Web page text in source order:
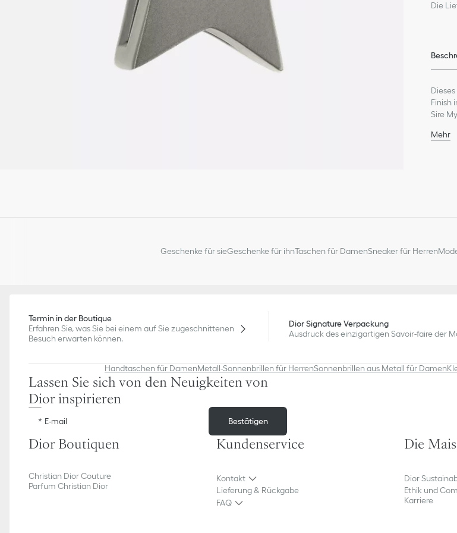
Die
Finish
Sire
Mehr
Geschenke für sieGeschenke für ihnTaschen für DamenSneaker für Herren
Termin in der Boutique
Erfahren Sie, was Sie bei einem auf Sie zugeschnittenen
Besuch erwarten können.
Dior Signature Verpackung
Ausdruck des einzigartigen Savoir-faire der
Handtaschen für DamenMetall-Sonnenbrillen für HerrenSonnenbrillen aus Metall für Damen
Lassen Sie sich von den Neuigkeiten von
Dior inspirieren
E-mail Bestätigen
Dior Boutiquen
Christian Dior Couture
Parfum Christian Dior
Kundenservice​
Kontakt
Lieferung & Rückgabe
FAQ
Die
Dior
Ethik und
Karriere